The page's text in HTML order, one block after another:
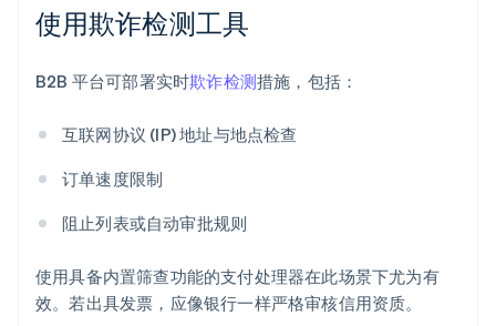
使用欺诈检测工具
B2B 平台可部署实时欺诈检测措施，包括：
互联网协议 (IP) 地址与地点检查
订单速度限制
阻止列表或自动审批规则
使用具备内置筛查功能的支付处理器在此场景下尤为有
效。若出具发票，应像银行一样严格审核信用资质。